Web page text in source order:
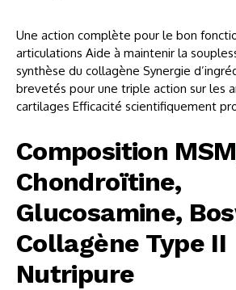
Une action complète pour le bon
articulations Aide à maintenir la
synthèse du collagène Synergie
brevetés pour une triple action sur les
cartilages Efficacité scientifiquement
Composition
Chondroïtine,
Glucosamine,
Collagène Type II
Nutripure